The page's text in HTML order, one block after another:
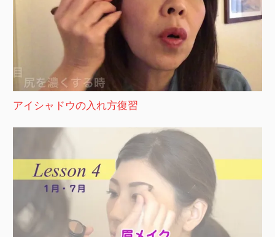
アイシャドウの入れ方復習